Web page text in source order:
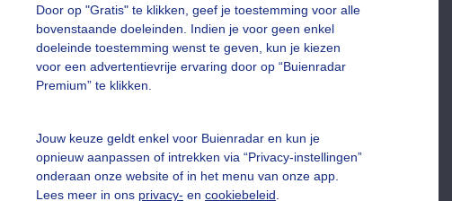
Door op "Gratis" te klikken, geef je toestemming voor alle
bovenstaande doeleinden. Indien je voor geen enkel
doeleinde toestemming wenst te geven, kun je kiezen
voor een advertentievrije ervaring door op “Buienradar
Premium” te klikken.
Jouw keuze geldt enkel voor Buienradar en kun je
opnieuw aanpassen of intrekken via “Privacy-instellingen”
onderaan onze website of in het menu van onze app.
Lees meer in ons privacy- en cookiebeleid
vragen
Mijn weer
De Bilt